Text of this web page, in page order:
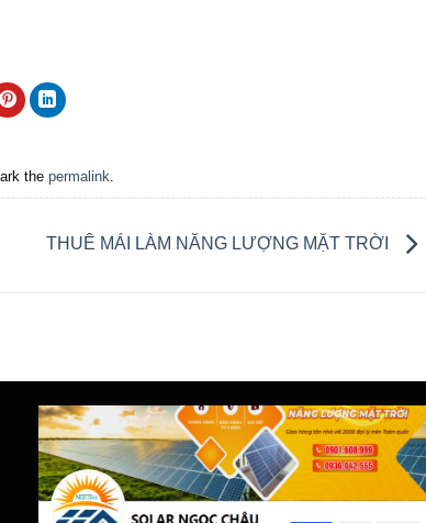
the permalink.
THUÊ MÁI LÀM NĂNG LƯỢNG MẶT TRỜI